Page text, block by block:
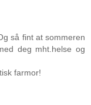
så fint at sommeren
deg mht.helse og
farmor!